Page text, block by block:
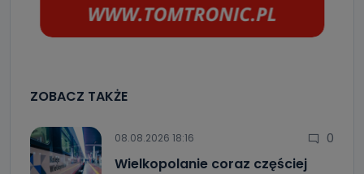
ZOBACZ TAKŻE
08.08.2026 18:16 0
Wielkopolanie coraz częściej